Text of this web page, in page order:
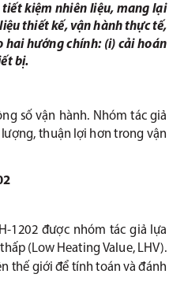
kiệm nhiên liệu, mang lại
thiết kế, vận hành thực tế,
hai hướng chính: (i) cải hoán
bị.
số vận hành. Nhóm tác giả
thuận lợi hơn trong vận
1202 được nhóm tác giả lựa
(Low Heating Value, LHV).
thế giới để tính toán và đánh